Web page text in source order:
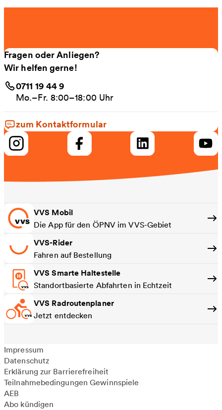
Fragen oder Anliegen?
Wir helfen gerne!
0711 19 44 9
Mo.–Fr. 8:00–18:00 Uhr
zum Kontaktformular
VVS Mobil
Die App für den ÖPNV im VVS-Gebiet
VVS-Rider
Fahren auf Bestellung
VVS Smarte Haltestelle
Standortbasierte Abfahrten in Echtzeit
VVS Radroutenplaner
Jetzt entdecken
Impressum
Datenschutz
Erklärung zur Barrierefreiheit
Teilnahmebedingungen Gewinnspiele
AEB
Abo kündigen